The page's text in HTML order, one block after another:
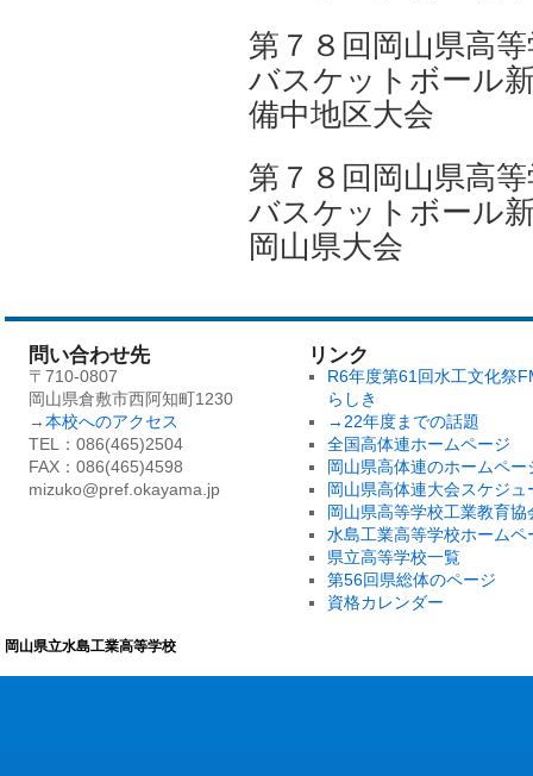
第７８回岡山県高
バスケットボール
備中地区
第７８回岡山県高
バスケットボール
岡山県
問い合わせ先
〒710-0807
岡山県倉敷市西阿知町1230
→本校へのアクセス
TEL：086(465)2504
FAX：086(465)4598
mizuko@pref.okayama.jp
リンク
R6年度第61回水工文化祭
らしき
→22年度までの話題
全国高体連ホームページ
岡山県高体連のホームペー
岡山県高体連大会スケジュ
岡山県高等学校工業教育協
水島工業高等学校ホームペ
県立高等学校一覧
第56回県総体のページ
資格カレンダー
岡山県立水島工業高等学校